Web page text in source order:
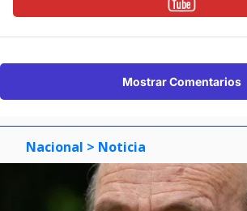
Mostrar Comentarios
Nacional > Noticia